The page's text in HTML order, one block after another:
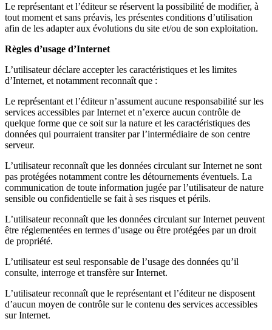
Le représentant et l’éditeur se réservent la possibilité de modifier, à
tout moment et sans préavis, les présentes conditions d’utilisation
afin de les adapter aux évolutions du site et/ou de son exploitation.
Règles d’usage d’Internet
L’utilisateur déclare accepter les caractéristiques et les limites
d’Internet, et notamment reconnaît que :
Le représentant et l’éditeur n’assument aucune responsabilité sur les
services accessibles par Internet et n’exerce aucun contrôle de
quelque forme que ce soit sur la nature et les caractéristiques des
données qui pourraient transiter par l’intermédiaire de son centre
serveur.
L’utilisateur reconnaît que les données circulant sur Internet ne sont
pas protégées notamment contre les détournements éventuels. La
communication de toute information jugée par l’utilisateur de nature
sensible ou confidentielle se fait à ses risques et périls.
L’utilisateur reconnaît que les données circulant sur Internet peuvent
être réglementées en termes d’usage ou être protégées par un droit
de propriété.
L’utilisateur est seul responsable de l’usage des données qu’il
consulte, interroge et transfère sur Internet.
L’utilisateur reconnaît que le représentant et l’éditeur ne disposent
d’aucun moyen de contrôle sur le contenu des services accessibles
sur Internet.